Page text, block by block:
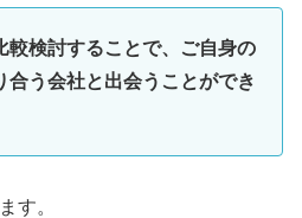
較検討することで、ご自身の
合う会社と出会うことができ
す。